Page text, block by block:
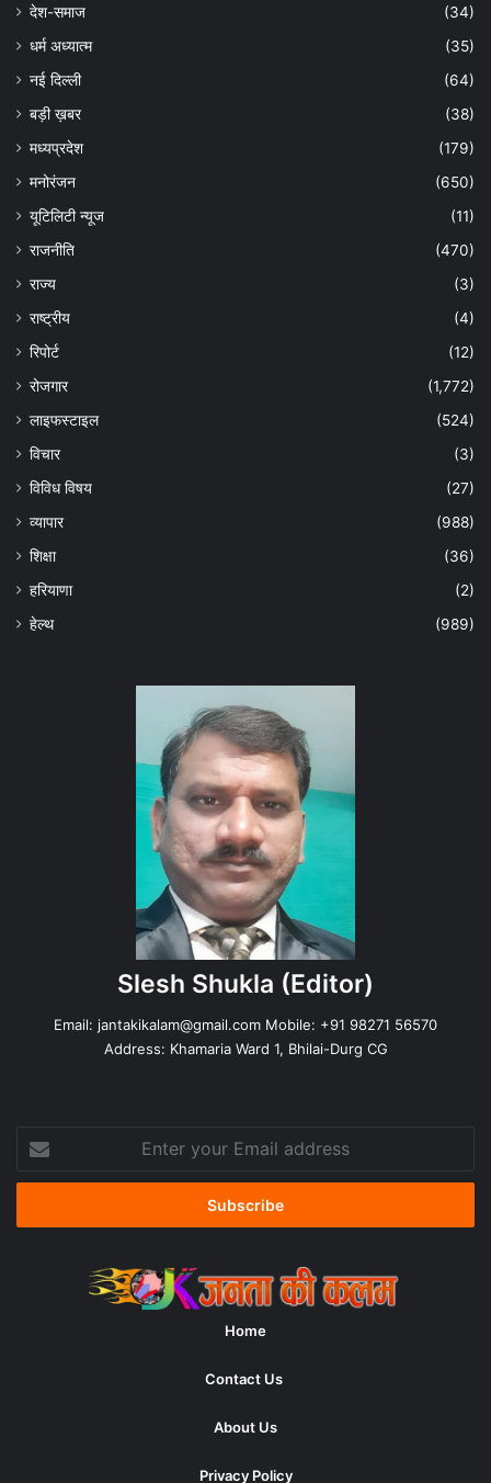
देश-समाज
(34)
धर्म अध्यात्म
(35)
नई दिल्ली
(64)
बड़ी ख़बर
(38)
मध्यप्रदेश
(179)
मनोरंजन
(650)
यूटिलिटी न्यूज
(11)
राजनीति
(470)
राज्य
(3)
राष्ट्रीय
(4)
रिपोर्ट
(12)
रोजगार
(1,772)
लाइफस्टाइल
(524)
विचार
(3)
विविध विषय
(27)
व्यापार
(988)
शिक्षा
(36)
हरियाणा
(2)
हेल्‍थ
(989)
Slesh Shukla (Editor)
Email: jantakikalam@gmail.com Mobile: +91 98271 56570
Address: Khamaria Ward 1, Bhilai-Durg CG
your
Email
Home
Contact Us
About Us
Privacy Policy